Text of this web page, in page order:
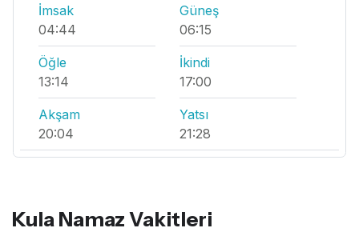
İmsak
04:44
Güneş
06:15
Öğle
13:14
İkindi
17:00
Akşam
20:04
Yatsı
21:28
Kula Namaz Vakitleri